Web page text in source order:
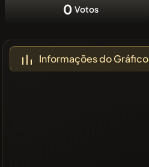
0 Votos
Informações do Gráfico